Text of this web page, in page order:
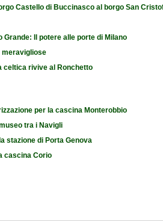
Castello di Buccinasco al borgo San
Grande: Il potere alle porte di Milano
meravigliose
celtica rivive al Ronchetto
per la cascina Monterobbio
tra i Navigli
stazione di Porta Genova
cascina Corio